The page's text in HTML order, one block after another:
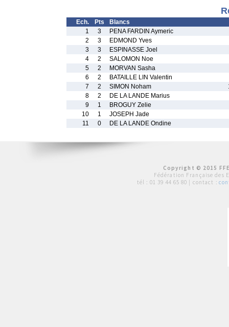
Ech. Pts
Blancs
1
3
PENA FARDIN Aymeric
2
3
EDMOND Yves
3
3
ESPINASSE Joel
4
2
SALOMON Noe
5
2
MORVAN Sasha
6
2
BATAILLE LIN Valentin
7
2 SIMON Noham
8
2
DE LA LANDE Marius
9
1
BROGUY Zelie
10
1
JOSEPH Jade
11
0 DE LA LANDE Ondine
Copyright © 2015
Fédération Française des
tél : 01 39 44 65 80 | contact :